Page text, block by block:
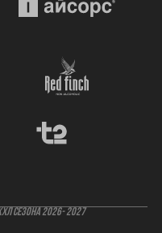
СЕЗОНА 2026- 2027